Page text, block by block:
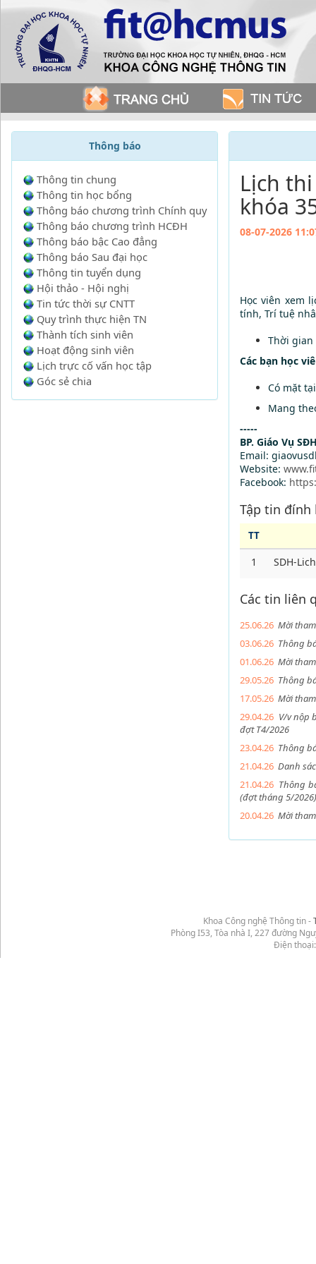
Thông báo
Thông tin chung
Thông tin học bổng
Thông báo chương trình Chính quy
Thông báo chương trình HCĐH
Thông báo bậc Cao đẳng
Thông báo Sau đại học
Thông tin tuyển dụng
Hội thảo - Hội nghị
Tin tức thời sự CNTT
Quy trình thực hiện TN
Thành tích sinh viên
Hoạt động sinh viên
Lịch trực cố vấn học tập
Góc sẻ chia
Lịch
khóa
08-07-2026
Học viên xem
tính, Trí tuệ
Thời
Các bạn học
Có mặt
Mang
-----
BP. Giáo Vụ
Email:
Website:
Facebook:
Tập tin đính
TT
1 SDH-
Các tin liên
25.06.26 Mời
03.06.26 Thông
01.06.26 Mời
29.05.26 Thông
17.05.26 Mời
29.04.26 V/v nộp
đợt T4/2026
23.04.26 Thông
21.04.26 Danh
21.04.26 Thông
(đợt tháng 5/2026)
20.04.26 Mời
Khoa Công nghệ Thông tin -
Phòng I53, Tòa nhà I, 227 đường
Điện